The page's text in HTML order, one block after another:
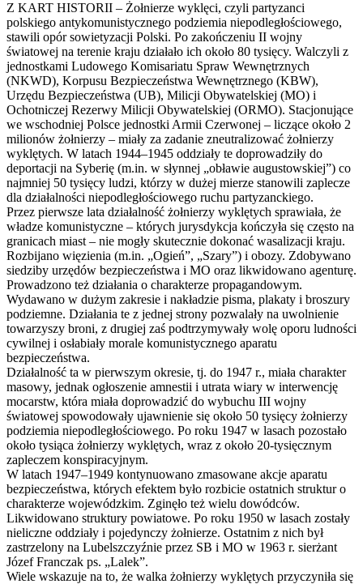
Z KART HISTORII – Żołnierze wyklęci, czyli partyzanci
polskiego antykomunistycznego podziemia niepodległościowego,
stawili opór sowietyzacji Polski. Po zakończeniu II wojny
światowej na terenie kraju działało ich około 80 tysięcy. Walczyli z
jednostkami Ludowego Komisariatu Spraw Wewnętrznych
(NKWD), Korpusu Bezpieczeństwa Wewnętrznego (KBW),
Urzędu Bezpieczeństwa (UB), Milicji Obywatelskiej (MO) i
Ochotniczej Rezerwy Milicji Obywatelskiej (ORMO). Stacjonujące
we wschodniej Polsce jednostki Armii Czerwonej – liczące około 2
milionów żołnierzy – miały za zadanie zneutralizować żołnierzy
wyklętych. W latach 1944–1945 oddziały te doprowadziły do
deportacji na Syberię (m.in. w słynnej „obławie augustowskiej”) co
najmniej 50 tysięcy ludzi, którzy w dużej mierze stanowili zaplecze
dla działalności niepodległościowego ruchu partyzanckiego.
Przez pierwsze lata działalność żołnierzy wyklętych sprawiała, że
władze komunistyczne – których jurysdykcja kończyła się często na
granicach miast – nie mogły skutecznie dokonać wasalizacji kraju.
Rozbijano więzienia (m.in. „Ogień”, „Szary”) i obozy. Zdobywano
siedziby urzędów bezpieczeństwa i MO oraz likwidowano agenturę.
Prowadzono też działania o charakterze propagandowym.
Wydawano w dużym zakresie i nakładzie pisma, plakaty i broszury
podziemne. Działania te z jednej strony pozwalały na uwolnienie
towarzyszy broni, z drugiej zaś podtrzymywały wolę oporu ludności
cywilnej i osłabiały morale komunistycznego aparatu
bezpieczeństwa.
Działalność ta w pierwszym okresie, tj. do 1947 r., miała charakter
masowy, jednak ogłoszenie amnestii i utrata wiary w interwencję
mocarstw, która miała doprowadzić do wybuchu III wojny
światowej spowodowały ujawnienie się około 50 tysięcy żołnierzy
podziemia niepodległościowego. Po roku 1947 w lasach pozostało
około tysiąca żołnierzy wyklętych, wraz z około 20-tysięcznym
zapleczem konspiracyjnym.
W latach 1947–1949 kontynuowano zmasowane akcje aparatu
bezpieczeństwa, których efektem było rozbicie ostatnich struktur o
charakterze wojewódzkim. Zginęło też wielu dowódców.
Likwidowano struktury powiatowe. Po roku 1950 w lasach zostały
nieliczne oddziały i pojedynczy żołnierze. Ostatnim z nich był
zastrzelony na Lubelszczyźnie przez SB i MO w 1963 r. sierżant
Józef Franczak ps. „Lalek”.
Wiele wskazuje na to, że walka żołnierzy wyklętych przyczyniła się